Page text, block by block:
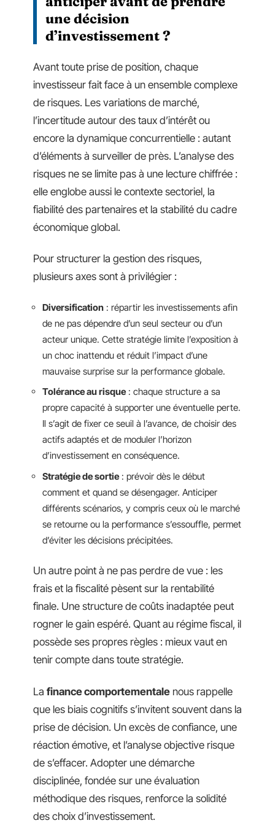
une décision
d’investissement ?
Avant toute prise de position, chaque
investisseur fait face à un ensemble complexe
de risques. Les variations de marché,
l’incertitude autour des taux d’intérêt ou
encore la dynamique concurrentielle : autant
d’éléments à surveiller de près. L’analyse des
risques ne se limite pas à une lecture chiffrée :
elle englobe aussi le contexte sectoriel, la
fiabilité des partenaires et la stabilité du cadre
économique global.
Pour structurer la gestion des risques,
plusieurs axes sont à privilégier :
Diversification : répartir les investissements afin
de ne pas dépendre d’un seul secteur ou d’un
acteur unique. Cette stratégie limite l’exposition à
un choc inattendu et réduit l’impact d’une
mauvaise surprise sur la performance globale.
Tolérance au risque : chaque structure a sa
propre capacité à supporter une éventuelle perte.
Il s’agit de fixer ce seuil à l’avance, de choisir des
actifs adaptés et de moduler l’horizon
d’investissement en conséquence.
Stratégie de sortie : prévoir dès le début
comment et quand se désengager. Anticiper
différents scénarios, y compris ceux où le marché
se retourne ou la performance s’essouffle, permet
d’éviter les décisions précipitées.
Un autre point à ne pas perdre de vue : les
frais et la fiscalité pèsent sur la rentabilité
finale. Une structure de coûts inadaptée peut
rogner le gain espéré. Quant au régime fiscal, il
possède ses propres règles : mieux vaut en
tenir compte dans toute stratégie.
La finance comportementale nous rappelle
que les biais cognitifs s’invitent souvent dans la
prise de décision. Un excès de confiance, une
réaction émotive, et l’analyse objective risque
de s’effacer. Adopter une démarche
disciplinée, fondée sur une évaluation
méthodique des risques, renforce la solidité
des choix d’investissement.